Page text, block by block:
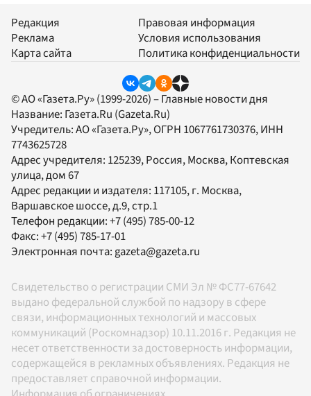
Редакция
Реклама
Карта сайта
Правовая информация
Условия использования
Политика конфиденциальности
© АО «Газета.Ру» (1999-2026) – Главные новости дня
Название: Газета.Ru (Gazeta.Ru)
Учредитель:АО «Газета.Ру», ОГРН 1067761730376, ИНН
7743625728
Адрес учредителя: 125239, Россия, Москва, Коптевская
улица, дом 67
Адрес редакции и издателя: 117105, г. Москва,
Варшавское шоссе, д.9, стр.1
Телефон редакции:+7 (495) 785-00-12
Факс:+7 (495) 785-17-01
Электронная почта: gazeta@gazeta.ru
Свидетельство о регистрации СМИ Эл № ФС77-67642
выдано федеральной службой по надзору в сфере
связи, информационных технологий и массовых
коммуникаций (Роскомнадзор) 10.11.2016 г. Редакция не
несет ответственности за достоверность информации,
содержащейся в рекламных объявлениях. Редакция не
предоставляет справочной информации.